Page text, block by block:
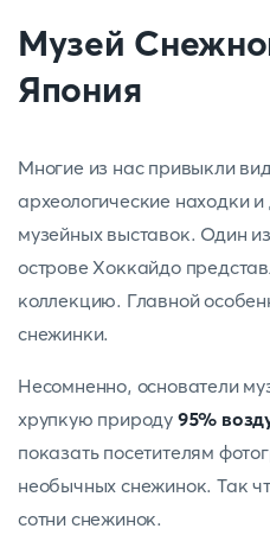
Музей
Япония
Многие из нас привыкли
археологические находки
музейных выставок. Один из
острове Хоккайдо
коллекцию. Главной
снежинки.
Несомненно, основатели
хрупкую природу 95%
показать посетителям
необычных снежинок. Так
сотни снежинок.